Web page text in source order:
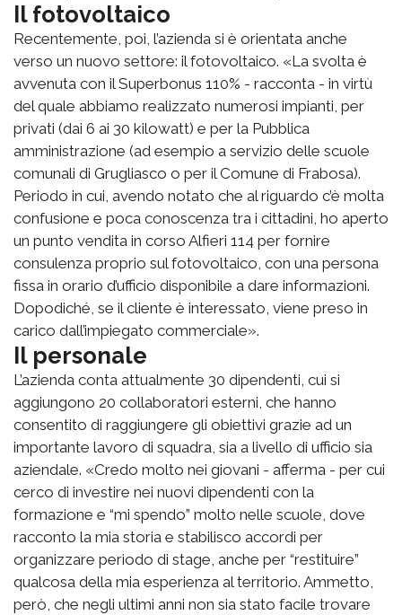
Il fotovoltaico
Recentemente, poi, l’azienda si è orientata anche
verso un nuovo settore: il fotovoltaico. «La svolta è
avvenuta con il Superbonus 110% - racconta - in virtù
del quale abbiamo realizzato numerosi impianti, per
privati (dai 6 ai 30 kilowatt) e per la Pubblica
amministrazione (ad esempio a servizio delle scuole
comunali di Grugliasco o per il Comune di Frabosa).
Periodo in cui, avendo notato che al riguardo c’è molta
confusione e poca conoscenza tra i cittadini, ho aperto
un punto vendita in corso Alfieri 114 per fornire
consulenza proprio sul fotovoltaico, con una persona
fissa in orario d’ufficio disponibile a dare informazioni.
Dopodiché, se il cliente è interessato, viene preso in
carico dall’impiegato commerciale».
Il personale
L’azienda conta attualmente 30 dipendenti, cui si
aggiungono 20 collaboratori esterni, che hanno
consentito di raggiungere gli obiettivi grazie ad un
importante lavoro di squadra, sia a livello di ufficio sia
aziendale. «Credo molto nei giovani - afferma - per cui
cerco di investire nei nuovi dipendenti con la
formazione e “mi spendo” molto nelle scuole, dove
racconto la mia storia e stabilisco accordi per
organizzare periodo di stage, anche per “restituire”
qualcosa della mia esperienza al territorio. Ammetto,
però, che negli ultimi anni non sia stato facile trovare